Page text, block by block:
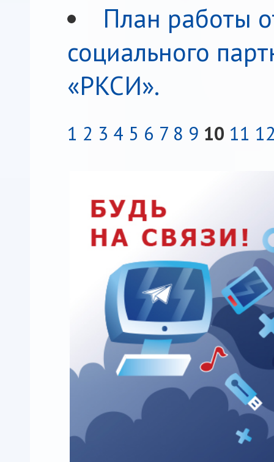
План работы
социального
«РКСИ».
1 2 3 4 5 6 7 8 9 10 11